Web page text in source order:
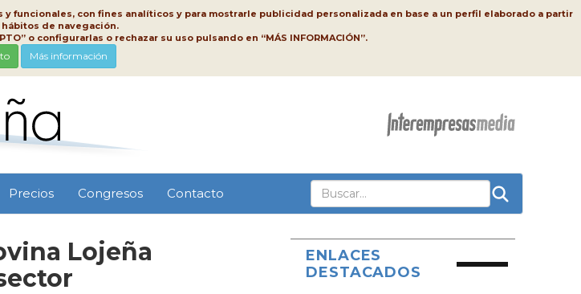
funcionales, con fines analíticos y para mostrarle publicidad personalizada en base a un perfil elaborado a partir
hábitos de navegación.
o configurarlas o rechazar su uso pulsando en “MÁS INFORMACIÓN”.
Más información
Precios Congresos Contacto
Lojeña
ENLACES
DESTACADOS